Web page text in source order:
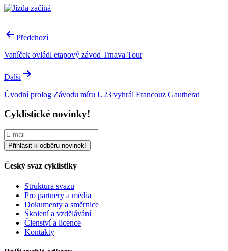
Navigace
příspěvek
Předchozí
Vaníček ovládl etapový závod Trnava Tour
Další
Úvodní prolog Závodu míru U23 vyhrál Francouz Gautherat
Cyklistické novinky!
Český svaz cyklistiky
Struktura svazu
Pro partnery a média
Dokumenty a směrnice
Školení a vzdělávání
Členství a licence
Kontakty